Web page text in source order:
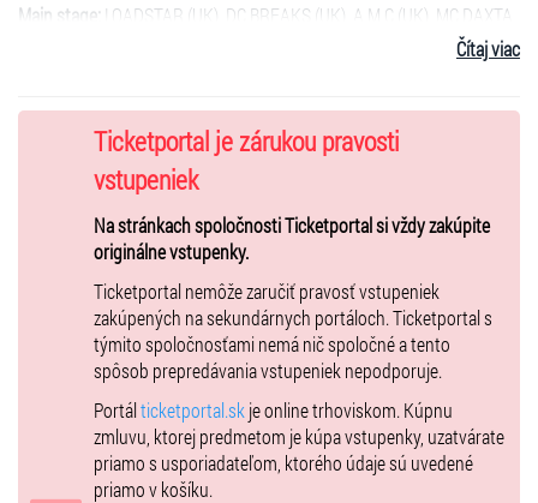
Main stage: LOADSTAR (UK), DC BREAKS (UK), A.M.C (UK), MC DAXTA
(AT), Rivalize (UK), Brown B (UK), Ero Drummer, Fatsound, Opaque,
2nd stage:Komander Ground, Dualscript, D-High, M-cee, Rossyeball,
Drummatic
10,00 EUR(cena sa bude zvyšovať)
19,00 EUR- VIP zóna s dokonalým výhľadom a posedenim,
fajčiarska zóna, vlastný bar
Zľavy/Discounts:bez nároku na zľavy.
Čítaj viac
Ticketportal je zárukou pravosti
vstupeniek
Na stránkach spoločnosti Ticketportal si vždy zakúpite
originálne vstupenky.
Ticketportal nemôže zaručiť pravosť vstupeniek
zakúpených na sekundárnych portáloch. Ticketportal s
týmito spoločnosťami nemá nič spoločné a tento
spôsob prepredávania vstupeniek nepodporuje.
Portálticketportal.sk je online trhoviskom. Kúpnu
zmluvu, ktorej predmetom je kúpa vstupenky, uzatvárate
priamo s usporiadateľom, ktorého údaje sú uvedené
priamo v košíku.